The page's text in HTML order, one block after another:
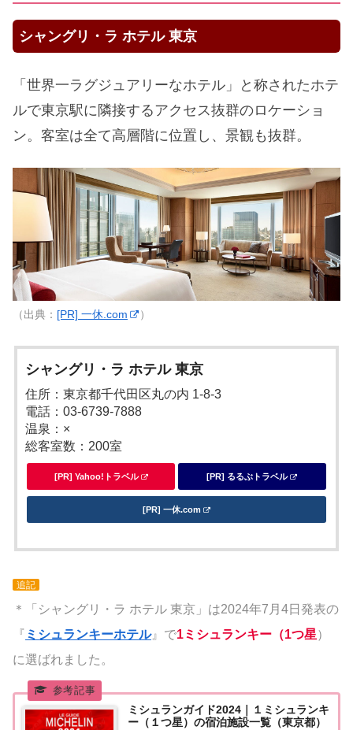
シャングリ・ラ ホテル 東京
「世界一ラグジュアリーなホテル」と称されたホテ
ルで東京駅に隣接するアクセス抜群のロケーショ
ン。客室は全て高層階に位置し、景観も抜群。
（出典： [PR] 一休.com ）
シャングリ・ラ ホテル 東京
住所：東京都千代田区丸の内 1-8-3
電話：03-6739-7888
温泉：×
総客室数：200室
[PR] Yahoo!トラベル [PR] るるぶトラベル
[PR] 一休.com
追記
＊「シャングリ・ラ ホテル 東京」は2024年7月4日発表の
『 ミシュランキーホテル』で1ミシュランキー（1つ星）
に選ばれました。
ミシュランガイド2024｜１ミシュランキ
ー（１つ星）の宿泊施設一覧（東京都）